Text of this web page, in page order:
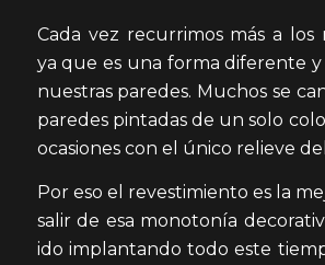
Cada vez recurrimos más a los
ya que es una forma diferente
nuestras paredes. Muchos se
paredes pintadas de un solo
ocasiones con el único relieve
Por eso el revestimiento es la
salir de esa monotonía
ido implantando todo este